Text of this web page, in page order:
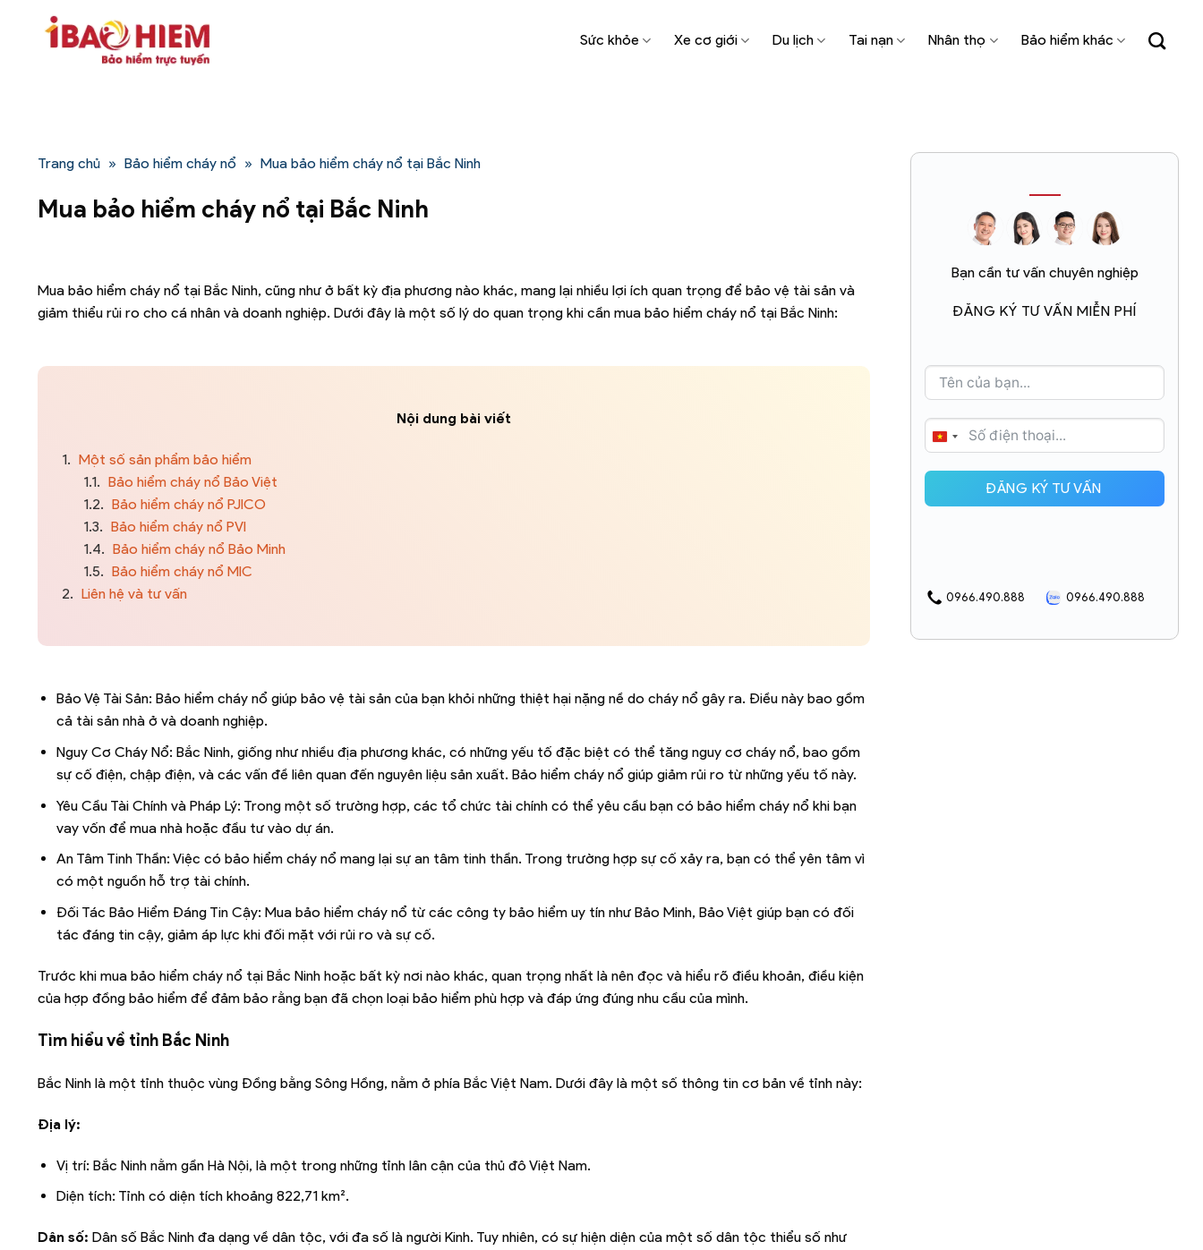
Sức khỏe Xe cơ giới Du lịch Tai nạn Nhân thọ Bảo hiểm khác
Trang chủ » Bảo hiểm cháy nổ » Mua bảo hiểm cháy nổ tại Bắc Ninh
Mua bảo hiểm cháy nổ tại Bắc Ninh
Mua bảo hiểm cháy nổ tại Bắc Ninh, cũng như ở bất kỳ địa phương nào khác, mang lại nhiều lợi ích quan trọng để bảo vệ tài sản và
giảm thiểu rủi ro cho cá nhân và doanh nghiệp. Dưới đây là một số lý do quan trọng khi cần mua bảo hiểm cháy nổ tại Bắc Ninh:
Nội dung bài viết
1. Một số sản phẩm bảo hiểm
1.1. Bảo hiểm cháy nổ Bảo Việt
1.2. Bảo hiểm cháy nổ PJICO
1.3. Bảo hiểm cháy nổ PVI
1.4. Bảo hiểm cháy nổ Bảo Minh
1.5. Bảo hiểm cháy nổ MIC
2. Liên hệ và tư vấn
Bảo Vệ Tài Sản: Bảo hiểm cháy nổ giúp bảo vệ tài sản của bạn khỏi những thiệt hại nặng nề do cháy nổ gây ra. Điều này bao gồm
cả tài sản nhà ở và doanh nghiệp.
Nguy Cơ Cháy Nổ: Bắc Ninh, giống như nhiều địa phương khác, có những yếu tố đặc biệt có thể tăng nguy cơ cháy nổ, bao gồm
sự cố điện, chập điện, và các vấn đề liên quan đến nguyên liệu sản xuất. Bảo hiểm cháy nổ giúp giảm rủi ro từ những yếu tố này.
Yêu Cầu Tài Chính và Pháp Lý: Trong một số trường hợp, các tổ chức tài chính có thể yêu cầu bạn có bảo hiểm cháy nổ khi bạn
vay vốn để mua nhà hoặc đầu tư vào dự án.
An Tâm Tinh Thần: Việc có bảo hiểm cháy nổ mang lại sự an tâm tinh thần. Trong trường hợp sự cố xảy ra, bạn có thể yên tâm vì
có một nguồn hỗ trợ tài chính.
Đối Tác Bảo Hiểm Đáng Tin Cậy: Mua bảo hiểm cháy nổ từ các công ty bảo hiểm uy tín như Bảo Minh, Bảo Việt giúp bạn có đối
tác đáng tin cậy, giảm áp lực khi đối mặt với rủi ro và sự cố.
Trước khi mua bảo hiểm cháy nổ tại Bắc Ninh hoặc bất kỳ nơi nào khác, quan trọng nhất là nên đọc và hiểu rõ điều khoản, điều kiện
của hợp đồng bảo hiểm để đảm bảo rằng bạn đã chọn loại bảo hiểm phù hợp và đáp ứng đúng nhu cầu của mình.
Tìm hiểu về tỉnh Bắc Ninh
Bắc Ninh là một tỉnh thuộc vùng Đồng bằng Sông Hồng, nằm ở phía Bắc Việt Nam. Dưới đây là một số thông tin cơ bản về tỉnh này:
Địa lý:
Vị trí: Bắc Ninh nằm gần Hà Nội, là một trong những tỉnh lân cận của thủ đô Việt Nam.
Diện tích: Tỉnh có diện tích khoảng 822,71 km².
Dân số: Dân số Bắc Ninh đa dạng về dân tộc, với đa số là người Kinh. Tuy nhiên, có sự hiện diện của một số dân tộc thiểu số như
Bạn cần tư vấn chuyên nghiệp
ĐĂNG KÝ TƯ VẤN MIỄN PHÍ
VIETNAM
ĐĂNG KÝ TƯ VẤN
0966.490.888 0966.490.888